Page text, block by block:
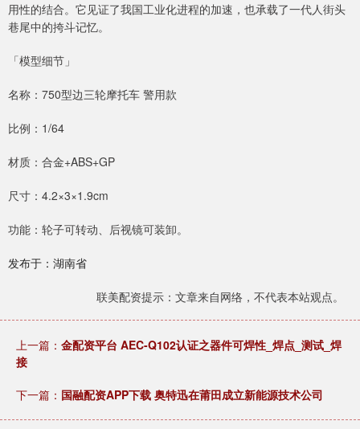
用性的结合。它见证了我国工业化进程的加速，也承载了一代人街头
巷尾中的挎斗记忆。
「模型细节」
名称：750型边三轮摩托车 警用款
比例：1/64
材质：合金+ABS+GP
尺寸：4.2×3×1.9cm
功能：轮子可转动、后视镜可装卸。
发布于：湖南省
联美配资提示：文章来自网络，不代表本站观点。
上一篇： 金配资平台 AEC-Q102认证之器件可焊性_焊点_测试_焊
接
下一篇： 国融配资APP下载 奥特迅在莆田成立新能源技术公司